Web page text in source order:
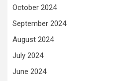
October 2024
September 2024
August 2024
July 2024
June 2024